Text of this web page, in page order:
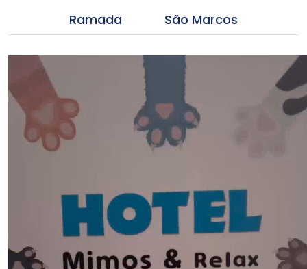
Ramada São Marcos